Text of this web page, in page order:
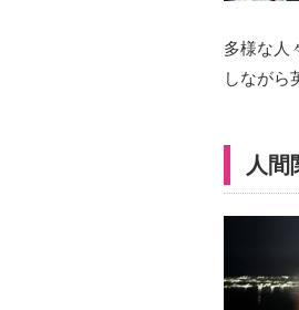
多様な人
しながら
人間